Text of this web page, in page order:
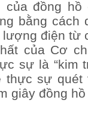
của đồng
bằng cách
điện từ
của Cơ
sự là “kim
thực sự quét
giây đồng